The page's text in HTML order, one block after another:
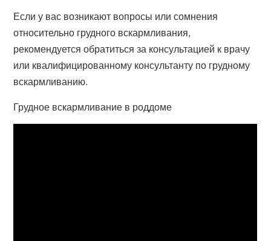
Если у вас возникают вопросы или сомнения
относительно грудного вскармливания,
рекомендуется обратиться за консультацией к врачу
или квалифицированному консультанту по грудному
вскармливанию.
Грудное вскармливание в роддоме